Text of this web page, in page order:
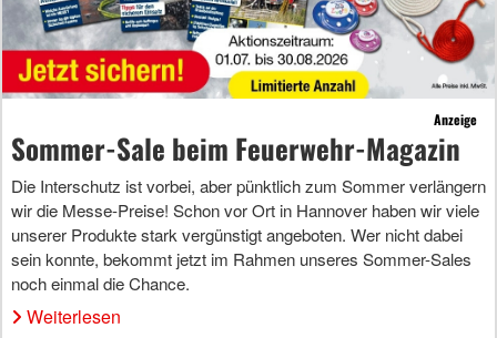
Anzeige
Sommer-Sale beim Feuerwehr-Magazin
Die Interschutz ist vorbei, aber pünktlich zum Sommer verlängern
wir die Messe-Preise! Schon vor Ort in Hannover haben wir viele
unserer Produkte stark vergünstigt angeboten. Wer nicht dabei
sein konnte, bekommt jetzt im Rahmen unseres Sommer-Sales
noch einmal die Chance.
Weiterlesen